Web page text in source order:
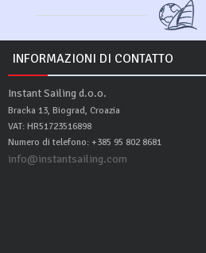
INFORMAZIONI DI CONTATTO
Instant Sailing d.o.o.
Bracka 13, Biograd, Croazia
VAT: HR51723516898
Numero di telefono: +385 95 802 8681
info@instantsailing.com